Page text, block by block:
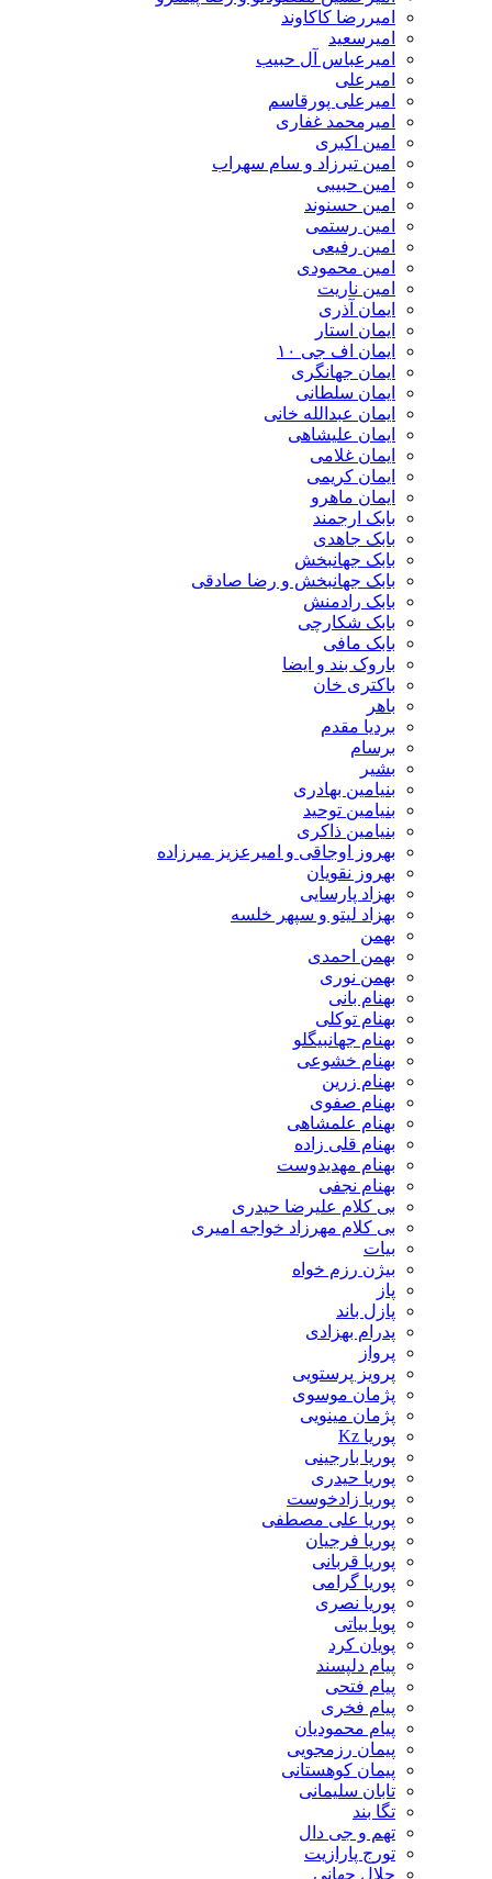
امیررضا کاکاوند
امیرسعید
امیرعباس آل حبیب
امیرعلی
امیرعلی پورقاسم
امیرمحمد غفاری
امین اکبری
امین تیرزاد و سام سهراب
امین حبیبی
امین حسنوند
امین رستمی
امین رفیعی
امین محمودی
امین ناریت
ایمان آذری
ایمان استار
ایمان اف جی ۱۰
ایمان جهانگری
ایمان سلطانی
ایمان عبدالله خانی
ایمان علیشاهی
ایمان غلامی
ایمان کریمی
ایمان ماهرو
بابک ارجمند
بابک جاهدی
بابک جهانبخش
بابک جهانبخش و رضا صادقی
بابک رادمنش
بابک شکارچی
بابک مافی
باروک بند و ایضا
باکتری خان
باهر
بردیا مقدم
برسام
بشیر
بنیامین بهادری
بنیامین توحید
بنیامین ذاکری
بهروز اوجاقی و امیرعزیز میرزاده
بهروز نقویان
بهزاد پارسایی
بهزاد لیتو و سپهر خلسه
بهمن
بهمن احمدی
بهمن نوری
بهنام بانی
بهنام توکلی
بهنام جهانبیگلو
بهنام خشوعی
بهنام زرین
بهنام صفوی
بهنام علمشاهی
بهنام قلی زاده
بهنام مهدیدوست
بهنام نجفی
بی کلام علیرضا حیدری
بی کلام مهرزاد خواجه امیری
بیات
بیژن رزم خواه
پاز
پازل باند
پدرام بهزادی
پرواز
پرویز پرستویی
پژمان موسوی
پژمان مینویی
پوریا Kz
پوریا بارجینی
پوریا حیدری
پوریا زادخوست
پوریا علی مصطفی
پوریا فرجیان
پوریا قربانی
پوریا گرامی
پوریا نصری
پویا بیاتی
پویان کرد
پیام دلپسند
پیام فتحی
پیام فخری
پیام محمودیان
پیمان رزمجویی
پیمان کوهستانی
تابان سلیمانی
تگا بند
تهم و جی دال
تورج پارازیت
جلال جهانی